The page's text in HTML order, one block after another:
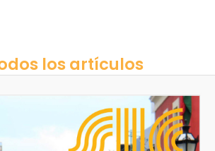
los artículos